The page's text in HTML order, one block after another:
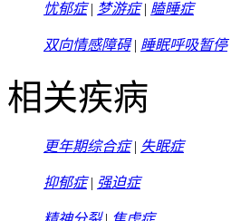
忧郁症| 梦游症| 瞌睡症
双向情感障碍| 睡眠呼吸暂停
相关疾病
更年期综合症| 失眠症
抑郁症| 强迫症